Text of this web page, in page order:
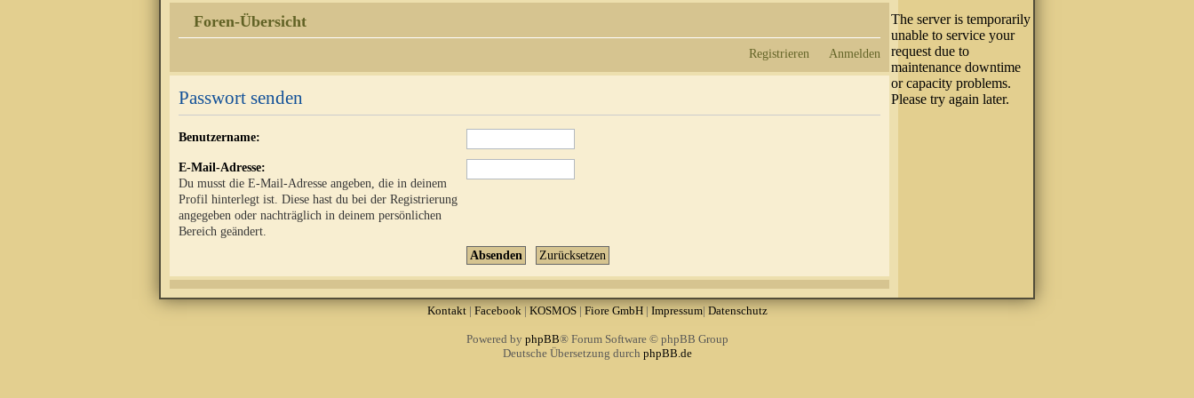
Foren-Übersicht
Registrieren Anmelden
Passwort senden
Benutzername:
E-Mail-Adresse:
Du musst die E-Mail-Adresse angeben, die in deinem
Profil hinterlegt ist. Diese hast du bei der Registrierung
angegeben oder nachträglich in deinem persönlichen
Bereich geändert.
Kontakt| Facebook | KOSMOS| Fiore GmbH| Impressum| Datenschutz
Powered by phpBB® Forum Software © phpBB Group
Deutsche Übersetzung durch phpBB.de